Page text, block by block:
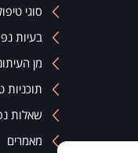
סוגי
בעיות
מן
תוכניות
שאלות
מאמרים